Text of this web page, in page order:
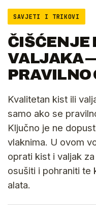
SAVJETI I TRIKOVI
ČIŠĆENJE
VALJAKA
PRAVILNO
Kvalitetan kist ili
samo ako se
Ključno je ne
vlaknima. U ovom
oprati kist i valjak
osušiti i pohraniti te
alata.